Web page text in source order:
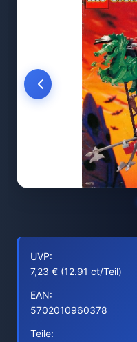
UVP:
7,23 € (12.91 ct/Teil)
EAN:
5702010960378
Teile: